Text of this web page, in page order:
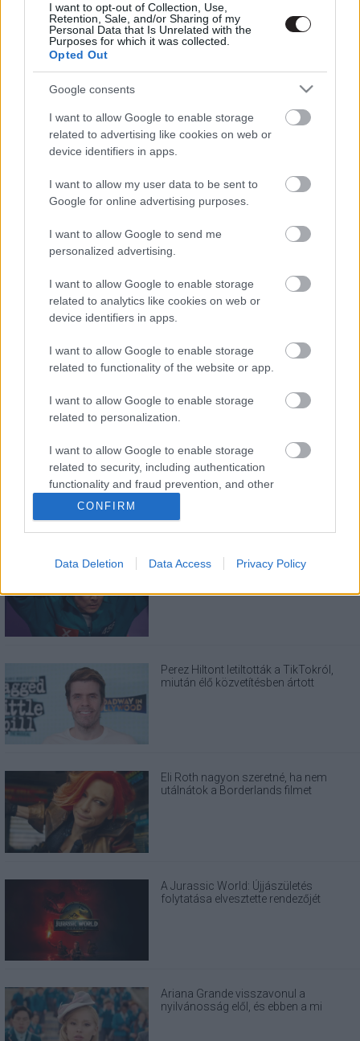
I want to opt-out of Collection, Use,
Retention, Sale, and/or Sharing of my
Personal Data that Is Unrelated with the
Purposes for which it was collected.
Opted Out
Google consents
I want to allow Google to enable storage
related to advertising like cookies on web or
device identifiers in apps.
I want to allow my user data to be sent to
Google for online advertising purposes.
I want to allow Google to send me
personalized advertising.
I want to allow Google to enable storage
related to analytics like cookies on web or
device identifiers in apps.
I want to allow Google to enable storage
related to functionality of the website or app.
I want to allow Google to enable storage
related to personalization.
I want to allow Google to enable storage
related to security, including authentication
functionality and fraud prevention, and other
user protection.
CONFIRM
Data Deletion Data Access Privacy Policy
Megint rengeteg horrorfilmet néztünk - PuliCast
LEGOLVASOTTABBAK
A Verity olyan, mintha az Eredet és egy
pornófilm keveredett volna össze
Nagyon úgy fest, hogy elkaszálták
Perez Hiltont letiltották a TikTokról,
miután élő közvetítésben ártott
Eli Roth nagyon szeretné, ha nem
utálnátok a Borderlands filmet
A Jurassic World: Újjászületés
folytatása elvesztette rendezőjét
Ariana Grande visszavonul a
nyilvánosság elől, és ebben a mi